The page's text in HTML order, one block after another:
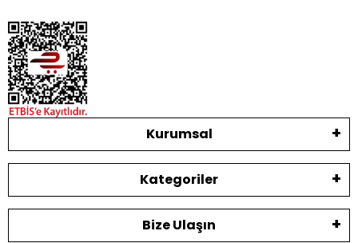
Kurumsal
Kategoriler
Bize Ulaşın